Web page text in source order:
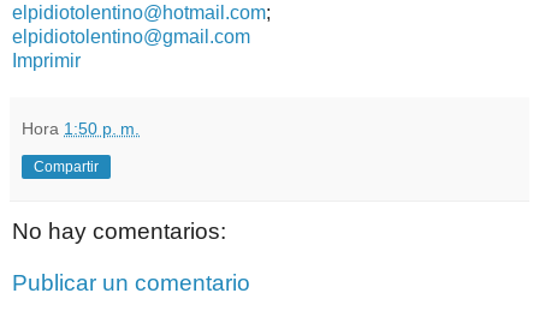
elpidiotolentino@hotmail.com;
elpidiotolentino@gmail.com
Imprimir
Hora 1:50 p. m.
Compartir
No hay comentarios:
Publicar un comentario